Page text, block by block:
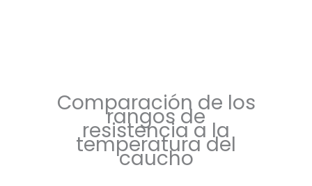
Comparación de los
rangos de
resistencia a la
temperatura del
caucho